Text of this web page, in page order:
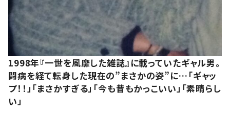
1998年『一世を風靡した雑誌』に載っていたギャル男。
闘病を経て転身した現在の”まさかの姿”に…「ギャッ
プ！！」「まさかすぎる」「今も昔もかっこいい」「素晴らし
い」